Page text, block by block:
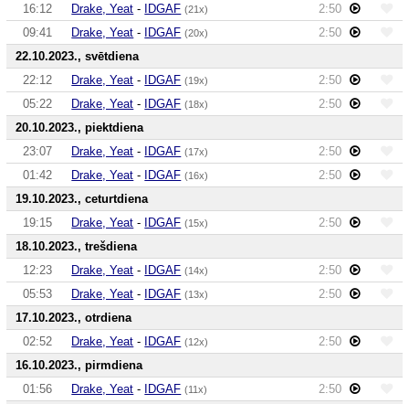
16:12
Drake, Yeat - IDGAF (21x)
2:50
09:41
Drake, Yeat - IDGAF (20x)
2:50
22.10.2023., svētdiena
22:12
Drake, Yeat - IDGAF (19x)
2:50
05:22
Drake, Yeat - IDGAF (18x)
2:50
20.10.2023., piektdiena
23:07
Drake, Yeat - IDGAF (17x)
2:50
01:42
Drake, Yeat - IDGAF (16x)
2:50
19.10.2023., ceturtdiena
19:15
Drake, Yeat - IDGAF (15x)
2:50
18.10.2023., trešdiena
12:23
Drake, Yeat - IDGAF (14x)
2:50
05:53
Drake, Yeat - IDGAF (13x)
2:50
17.10.2023., otrdiena
02:52
Drake, Yeat - IDGAF (12x)
2:50
16.10.2023., pirmdiena
01:56
Drake, Yeat - IDGAF (11x)
2:50